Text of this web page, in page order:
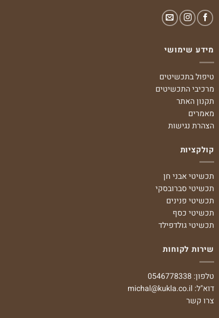
מידע שימושי
טיפול בתכשיטים
מרכיבי התכשיטים
תקנון האתר
מאמרים
הצהרת נגישות
קולקציות
תכשיטי אבני חן
תכשיטי סברובסקי
תכשיטי פנינים
תכשיטי כסף
תכשיטי גולדפילד
שירות לקוחות
טלפון: 0546778338
דוא"ל: michal@kukla.co.il
צרו קשר